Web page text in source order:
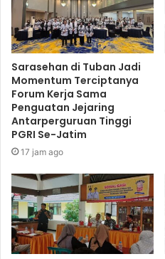
Sarasehan di Tuban Jadi
Momentum Terciptanya
Forum Kerja Sama
Penguatan Jejaring
Antarperguruan Tinggi
PGRI Se-Jatim
17 jam ago